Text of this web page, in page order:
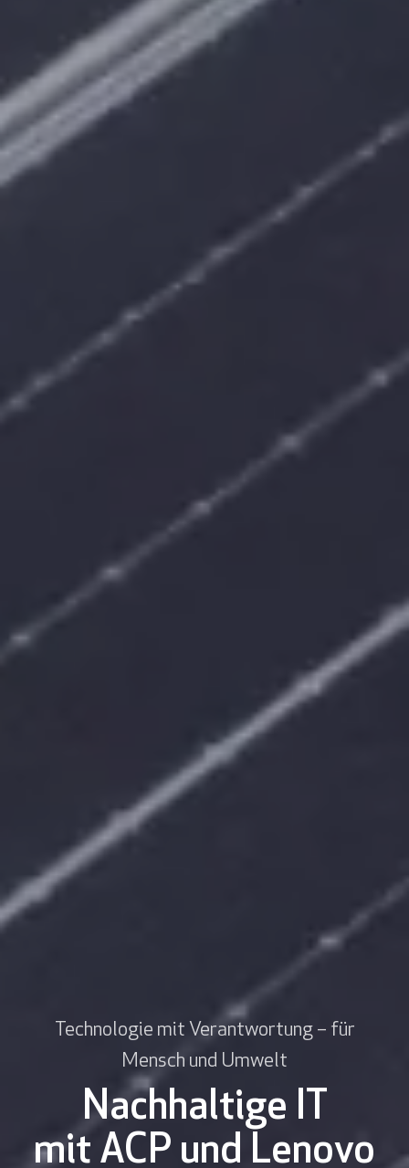
Technologie mit Verantwortung – für
Mensch und Umwelt
Nachhaltige IT
mit ACP und Lenovo